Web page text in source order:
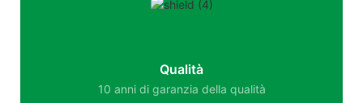
Qualità
10 anni di garanzia della qualità